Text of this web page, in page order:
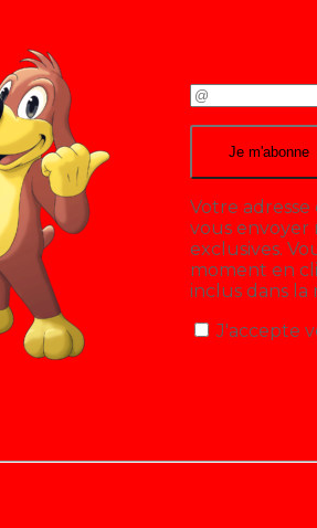
Votre
vous
exclusives.
moment en
inclus dans la
J'accepte